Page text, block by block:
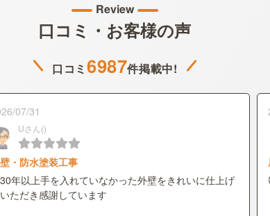
Review
口コミ・お客様の声
口コミ 6987件掲載中!
07/31
Uさん()
・防水塗装工事
年以上手を入れていなかった外壁をきれいに仕上げ
ただき感謝しています